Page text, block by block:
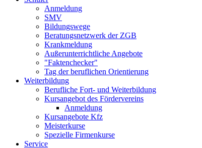
Anmeldung
SMV
Bildungswege
Beratungsnetzwerk der ZGB
Krankmeldung
Außerunterrichtliche Angebote
"Faktenchecker"
Tag der beruflichen Orientierung
Weiterbildung
Berufliche Fort- und Weiterbildung
Kursangebot des Fördervereins
Anmeldung
Kursangebote Kfz
Meisterkurse
Spezielle Firmenkurse
Service